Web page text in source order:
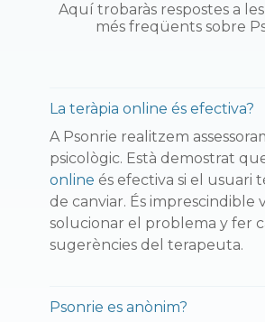
Aquí trobaràs respostes a
més freqüents sobre
La teràpia online és efectiva?
A Psonrie realitzem
psicològic. Està demostrat
online és efectiva si el usuari
de canviar. És imprescindible
solucionar el problema y fer
sugerències del terapeuta.
Psonrie es anònim?